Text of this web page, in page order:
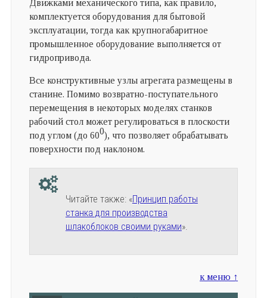
Движками механического типа, как правило,
комплектуется оборудования для бытовой
эксплуатации, тогда как крупногабаритное
промышленное оборудование выполняется от
гидропривода.
Все конструктивные узлы агрегата размещены в
станине. Помимо возвратно-поступательного
перемещения в некоторых моделях станков
рабочий стол может регулироваться в плоскости
под углом (до 600), что позволяет обрабатывать
поверхности под наклоном.
Читайте также: «Принцип работы
станка для производства
шлакоблоков своими руками».
к меню ↑